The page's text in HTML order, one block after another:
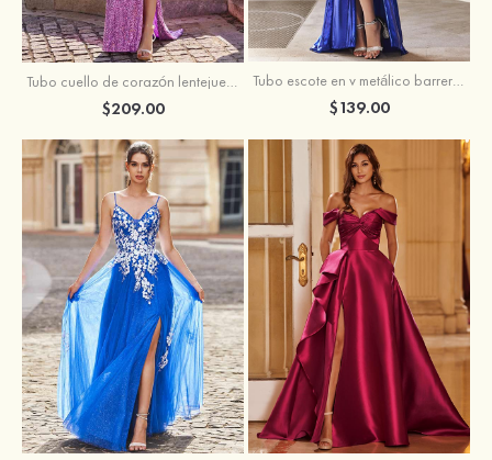
Tubo cuello de corazón lentejuelas barrer tren vestido de graduación
$209.00
Tubo escote en v metálico barrer tren vestido de graduación
$139.00